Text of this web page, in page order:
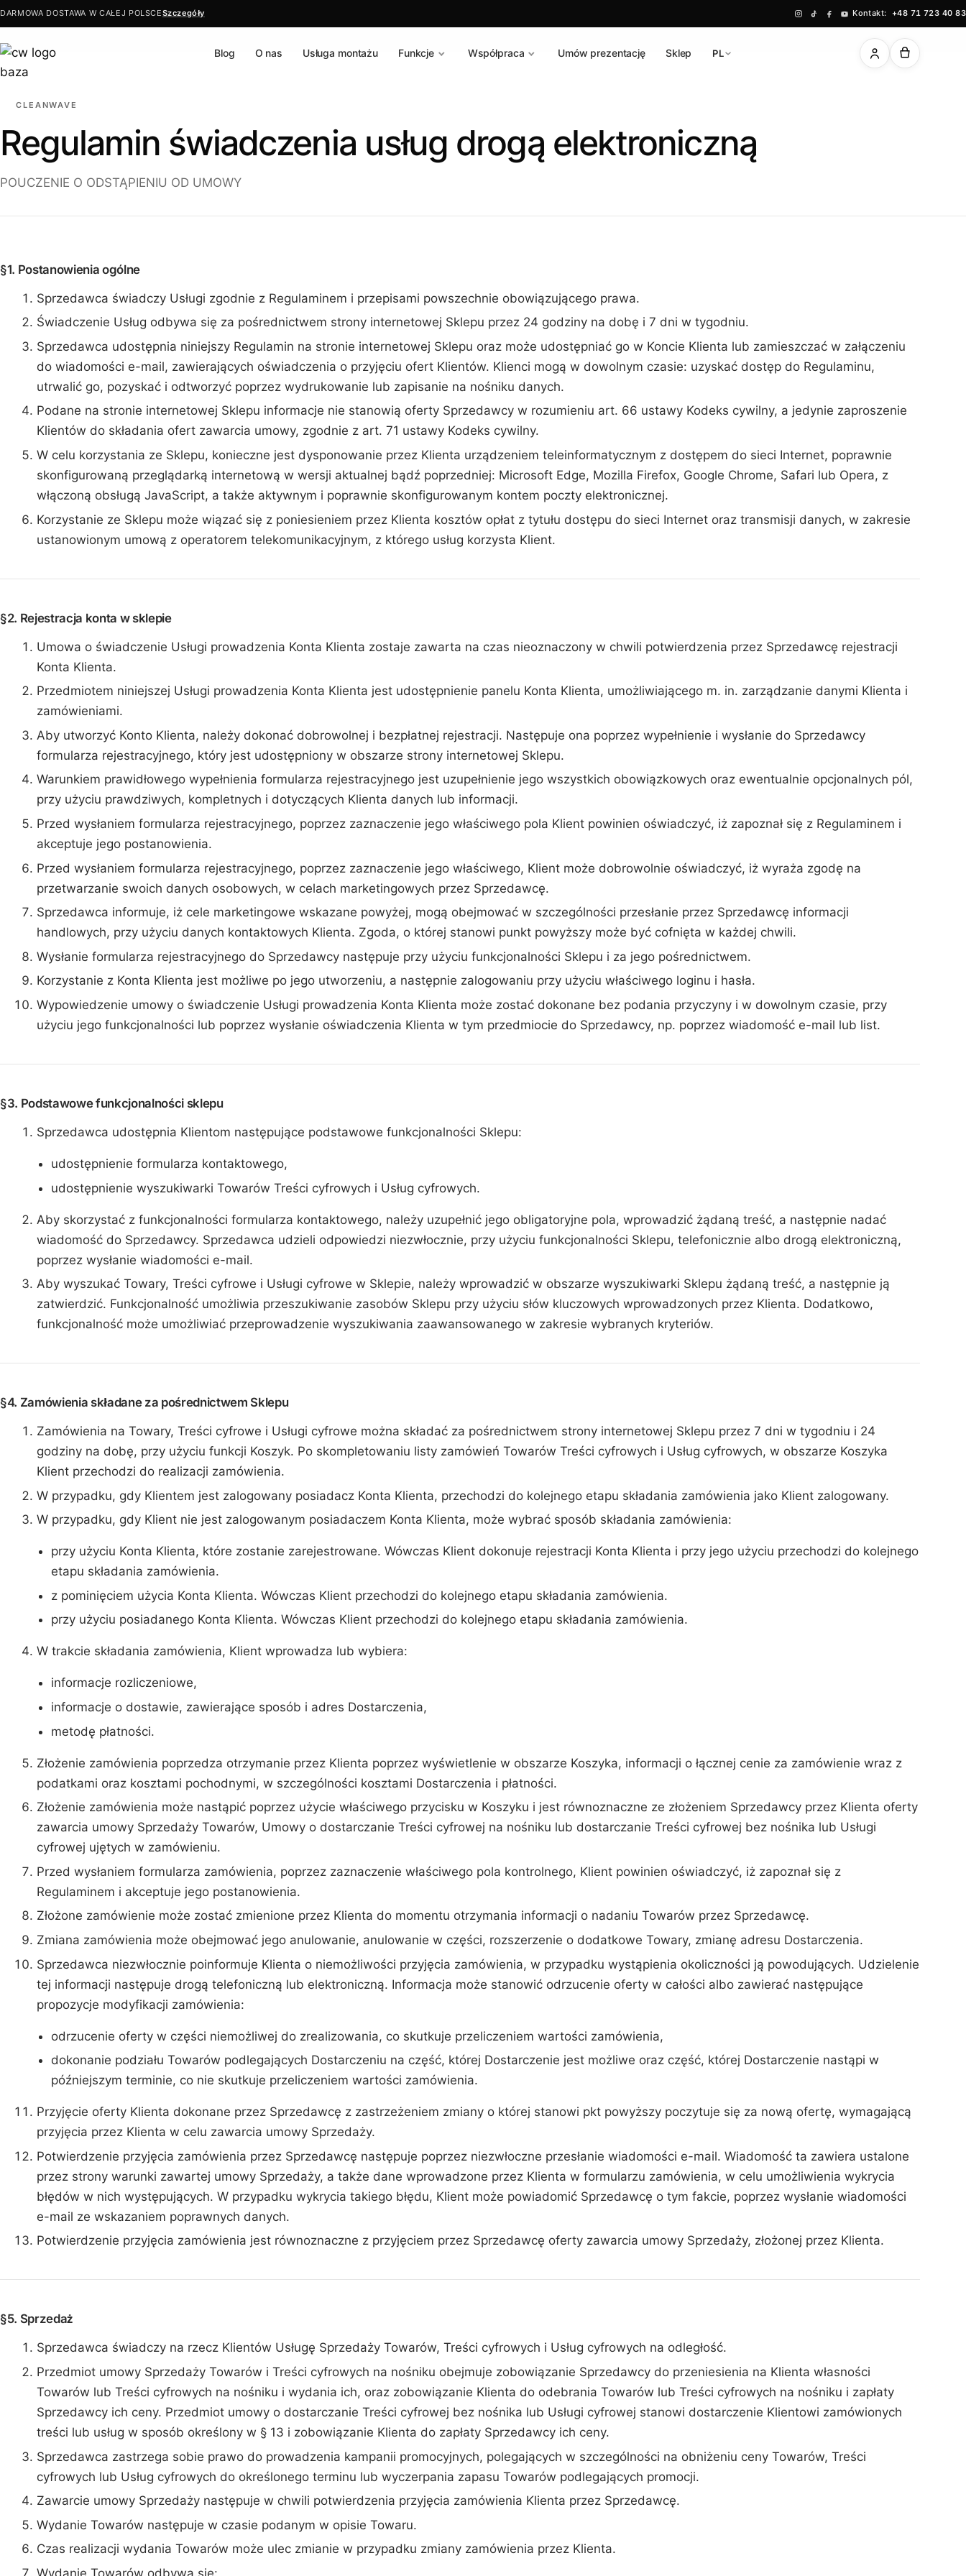
Przejdź
do
treści
DARMOWA DOSTAWA W CAŁEJ POLSCESzczegóły Kontakt: +48 71 723 40 83
Blog O nas Usługa montażu Funkcje Współpraca Umów prezentację Sklep PL
CLEANWAVE
Regulamin świadczenia usług drogą elektroniczną
POUCZENIE O ODSTĄPIENIU OD UMOWY
§1. Postanowienia ogólne
Sprzedawca świadczy Usługi zgodnie z Regulaminem i przepisami powszechnie obowiązującego prawa.
Świadczenie Usług odbywa się za pośrednictwem strony internetowej Sklepu przez 24 godziny na dobę i 7 dni w tygodniu.
Sprzedawca udostępnia niniejszy Regulamin na stronie internetowej Sklepu oraz może udostępniać go w Koncie Klienta lub zamieszczać w załączeniu
do wiadomości e-mail, zawierających oświadczenia o przyjęciu ofert Klientów. Klienci mogą w dowolnym czasie: uzyskać dostęp do Regulaminu,
utrwalić go, pozyskać i odtworzyć poprzez wydrukowanie lub zapisanie na nośniku danych.
Podane na stronie internetowej Sklepu informacje nie stanowią oferty Sprzedawcy w rozumieniu art. 66 ustawy Kodeks cywilny, a jedynie zaproszenie
Klientów do składania ofert zawarcia umowy, zgodnie z art. 71 ustawy Kodeks cywilny.
W celu korzystania ze Sklepu, konieczne jest dysponowanie przez Klienta urządzeniem teleinformatycznym z dostępem do sieci Internet, poprawnie
skonfigurowaną przeglądarką internetową w wersji aktualnej bądź poprzedniej: Microsoft Edge, Mozilla Firefox, Google Chrome, Safari lub Opera, z
włączoną obsługą JavaScript, a także aktywnym i poprawnie skonfigurowanym kontem poczty elektronicznej.
Korzystanie ze Sklepu może wiązać się z poniesieniem przez Klienta kosztów opłat z tytułu dostępu do sieci Internet oraz transmisji danych, w zakresie
ustanowionym umową z operatorem telekomunikacyjnym, z którego usług korzysta Klient.
§2. Rejestracja konta w sklepie
Umowa o świadczenie Usługi prowadzenia Konta Klienta zostaje zawarta na czas nieoznaczony w chwili potwierdzenia przez Sprzedawcę rejestracji
Konta Klienta.
Przedmiotem niniejszej Usługi prowadzenia Konta Klienta jest udostępnienie panelu Konta Klienta, umożliwiającego m. in. zarządzanie danymi Klienta i
zamówieniami.
Aby utworzyć Konto Klienta, należy dokonać dobrowolnej i bezpłatnej rejestracji. Następuje ona poprzez wypełnienie i wysłanie do Sprzedawcy
formularza rejestracyjnego, który jest udostępniony w obszarze strony internetowej Sklepu.
Warunkiem prawidłowego wypełnienia formularza rejestracyjnego jest uzupełnienie jego wszystkich obowiązkowych oraz ewentualnie opcjonalnych pól,
przy użyciu prawdziwych, kompletnych i dotyczących Klienta danych lub informacji.
Przed wysłaniem formularza rejestracyjnego, poprzez zaznaczenie jego właściwego pola Klient powinien oświadczyć, iż zapoznał się z Regulaminem i
akceptuje jego postanowienia.
Przed wysłaniem formularza rejestracyjnego, poprzez zaznaczenie jego właściwego, Klient może dobrowolnie oświadczyć, iż wyraża zgodę na
przetwarzanie swoich danych osobowych, w celach marketingowych przez Sprzedawcę.
Sprzedawca informuje, iż cele marketingowe wskazane powyżej, mogą obejmować w szczególności przesłanie przez Sprzedawcę informacji
handlowych, przy użyciu danych kontaktowych Klienta. Zgoda, o której stanowi punkt powyższy może być cofnięta w każdej chwili.
Wysłanie formularza rejestracyjnego do Sprzedawcy następuje przy użyciu funkcjonalności Sklepu i za jego pośrednictwem.
Korzystanie z Konta Klienta jest możliwe po jego utworzeniu, a następnie zalogowaniu przy użyciu właściwego loginu i hasła.
Wypowiedzenie umowy o świadczenie Usługi prowadzenia Konta Klienta może zostać dokonane bez podania przyczyny i w dowolnym czasie, przy
użyciu jego funkcjonalności lub poprzez wysłanie oświadczenia Klienta w tym przedmiocie do Sprzedawcy, np. poprzez wiadomość e-mail lub list.
§3. Podstawowe funkcjonalności sklepu
Sprzedawca udostępnia Klientom następujące podstawowe funkcjonalności Sklepu:
udostępnienie formularza kontaktowego,
udostępnienie wyszukiwarki Towarów Treści cyfrowych i Usług cyfrowych.
Aby skorzystać z funkcjonalności formularza kontaktowego, należy uzupełnić jego obligatoryjne pola, wprowadzić żądaną treść, a następnie nadać
wiadomość do Sprzedawcy. Sprzedawca udzieli odpowiedzi niezwłocznie, przy użyciu funkcjonalności Sklepu, telefonicznie albo drogą elektroniczną,
poprzez wysłanie wiadomości e-mail.
Aby wyszukać Towary, Treści cyfrowe i Usługi cyfrowe w Sklepie, należy wprowadzić w obszarze wyszukiwarki Sklepu żądaną treść, a następnie ją
zatwierdzić. Funkcjonalność umożliwia przeszukiwanie zasobów Sklepu przy użyciu słów kluczowych wprowadzonych przez Klienta. Dodatkowo,
funkcjonalność może umożliwiać przeprowadzenie wyszukiwania zaawansowanego w zakresie wybranych kryteriów.
§4. Zamówienia składane za pośrednictwem Sklepu
Zamówienia na Towary, Treści cyfrowe i Usługi cyfrowe można składać za pośrednictwem strony internetowej Sklepu przez 7 dni w tygodniu i 24
godziny na dobę, przy użyciu funkcji Koszyk. Po skompletowaniu listy zamówień Towarów Treści cyfrowych i Usług cyfrowych, w obszarze Koszyka
Klient przechodzi do realizacji zamówienia.
W przypadku, gdy Klientem jest zalogowany posiadacz Konta Klienta, przechodzi do kolejnego etapu składania zamówienia jako Klient zalogowany.
W przypadku, gdy Klient nie jest zalogowanym posiadaczem Konta Klienta, może wybrać sposób składania zamówienia:
przy użyciu Konta Klienta, które zostanie zarejestrowane. Wówczas Klient dokonuje rejestracji Konta Klienta i przy jego użyciu przechodzi do kolejnego
etapu składania zamówienia.
z pominięciem użycia Konta Klienta. Wówczas Klient przechodzi do kolejnego etapu składania zamówienia.
przy użyciu posiadanego Konta Klienta. Wówczas Klient przechodzi do kolejnego etapu składania zamówienia.
W trakcie składania zamówienia, Klient wprowadza lub wybiera:
informacje rozliczeniowe,
informacje o dostawie, zawierające sposób i adres Dostarczenia,
metodę płatności.
Złożenie zamówienia poprzedza otrzymanie przez Klienta poprzez wyświetlenie w obszarze Koszyka, informacji o łącznej cenie za zamówienie wraz z
podatkami oraz kosztami pochodnymi, w szczególności kosztami Dostarczenia i płatności.
Złożenie zamówienia może nastąpić poprzez użycie właściwego przycisku w Koszyku i jest równoznaczne ze złożeniem Sprzedawcy przez Klienta oferty
zawarcia umowy Sprzedaży Towarów, Umowy o dostarczanie Treści cyfrowej na nośniku lub dostarczanie Treści cyfrowej bez nośnika lub Usługi
cyfrowej ujętych w zamówieniu.
Przed wysłaniem formularza zamówienia, poprzez zaznaczenie właściwego pola kontrolnego, Klient powinien oświadczyć, iż zapoznał się z
Regulaminem i akceptuje jego postanowienia.
Złożone zamówienie może zostać zmienione przez Klienta do momentu otrzymania informacji o nadaniu Towarów przez Sprzedawcę.
Zmiana zamówienia może obejmować jego anulowanie, anulowanie w części, rozszerzenie o dodatkowe Towary, zmianę adresu Dostarczenia.
Sprzedawca niezwłocznie poinformuje Klienta o niemożliwości przyjęcia zamówienia, w przypadku wystąpienia okoliczności ją powodujących. Udzielenie
tej informacji następuje drogą telefoniczną lub elektroniczną. Informacja może stanowić odrzucenie oferty w całości albo zawierać następujące
propozycje modyfikacji zamówienia:
odrzucenie oferty w części niemożliwej do zrealizowania, co skutkuje przeliczeniem wartości zamówienia,
dokonanie podziału Towarów podlegających Dostarczeniu na część, której Dostarczenie jest możliwe oraz część, której Dostarczenie nastąpi w
późniejszym terminie, co nie skutkuje przeliczeniem wartości zamówienia.
Przyjęcie oferty Klienta dokonane przez Sprzedawcę z zastrzeżeniem zmiany o której stanowi pkt powyższy poczytuje się za nową ofertę, wymagającą
przyjęcia przez Klienta w celu zawarcia umowy Sprzedaży.
Potwierdzenie przyjęcia zamówienia przez Sprzedawcę następuje poprzez niezwłoczne przesłanie wiadomości e-mail. Wiadomość ta zawiera ustalone
przez strony warunki zawartej umowy Sprzedaży, a także dane wprowadzone przez Klienta w formularzu zamówienia, w celu umożliwienia wykrycia
błędów w nich występujących. W przypadku wykrycia takiego błędu, Klient może powiadomić Sprzedawcę o tym fakcie, poprzez wysłanie wiadomości
e-mail ze wskazaniem poprawnych danych.
Potwierdzenie przyjęcia zamówienia jest równoznaczne z przyjęciem przez Sprzedawcę oferty zawarcia umowy Sprzedaży, złożonej przez Klienta.
§5. Sprzedaż
Sprzedawca świadczy na rzecz Klientów Usługę Sprzedaży Towarów, Treści cyfrowych i Usług cyfrowych na odległość.
Przedmiot umowy Sprzedaży Towarów i Treści cyfrowych na nośniku obejmuje zobowiązanie Sprzedawcy do przeniesienia na Klienta własności
Towarów lub Treści cyfrowych na nośniku i wydania ich, oraz zobowiązanie Klienta do odebrania Towarów lub Treści cyfrowych na nośniku i zapłaty
Sprzedawcy ich ceny. Przedmiot umowy o dostarczanie Treści cyfrowej bez nośnika lub Usługi cyfrowej stanowi dostarczenie Klientowi zamówionych
treści lub usług w sposób określony w § 13 i zobowiązanie Klienta do zapłaty Sprzedawcy ich ceny.
Sprzedawca zastrzega sobie prawo do prowadzenia kampanii promocyjnych, polegających w szczególności na obniżeniu ceny Towarów, Treści
cyfrowych lub Usług cyfrowych do określonego terminu lub wyczerpania zapasu Towarów podlegających promocji.
Zawarcie umowy Sprzedaży następuje w chwili potwierdzenia przyjęcia zamówienia Klienta przez Sprzedawcę.
Wydanie Towarów następuje w czasie podanym w opisie Towaru.
Czas realizacji wydania Towarów może ulec zmianie w przypadku zmiany zamówienia przez Klienta.
Wydanie Towarów odbywa się: